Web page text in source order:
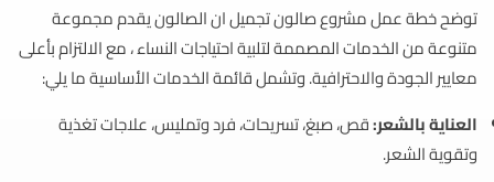
توضح خطة عمل مشروع صالون تجميل ان الصالون يقدم مجموعة
متنوعة من الخدمات المصممة لتلبية احتياجات النساء ، مع الالتزام بأعلى
معايير الجودة والاحترافية. وتشمل قائمة الخدمات الأساسية ما يلي:
العناية بالشعر:قص، صبغ، تسريحات، فرد وتمليس، علاجات تغذية
وتقوية الشعر.